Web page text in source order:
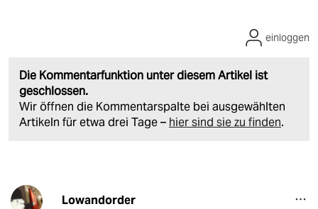
Die Kommentarfunktion unter diesem Artikel ist
geschlossen.
Wir öffnen die Kommentarspalte bei ausgewählten
Artikeln für etwa drei Tage – hier sind sie zu finden.
einloggen
Lowandorder